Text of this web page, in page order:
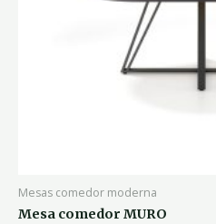
Mesas comedor moderna
Mesa comedor MURO